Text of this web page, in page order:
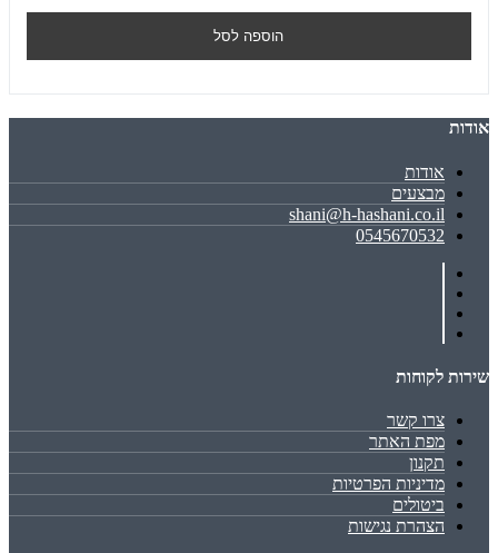
הוספה לסל
אודות
אודות
מבצעים
shani@h-hashani.co.il
0545670532
שירות לקוחות
צרו קשר
מפת האתר
תקנון
מדיניות הפרטיות
ביטולים
הצהרת נגישות